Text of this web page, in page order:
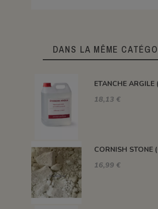
DANS LA MÊME
18,13 €
16,99 €